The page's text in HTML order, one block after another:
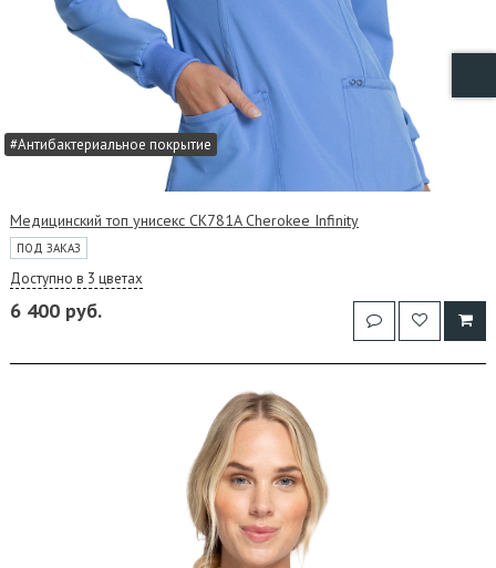
#Антибактериальное покрытие
Медицинский топ унисекс CK781A Cherokee Infinity
ПОД ЗАКАЗ
Доступно в 3 цветах
6 400 руб.